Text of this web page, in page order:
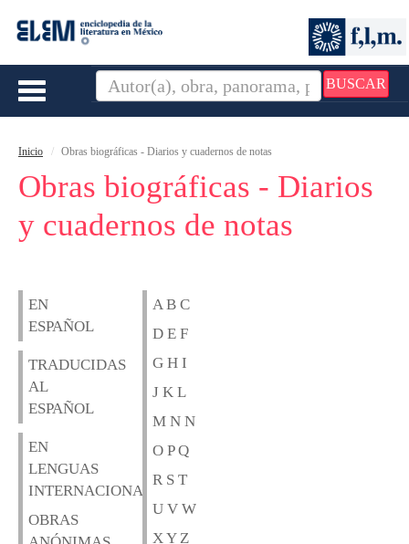
BUSCAR
Toggle
Inicio Obras biográficas - Diarios y cuadernos de notas
Obras biográficas - Diarios
y cuadernos de notas
EN
ESPAÑOL
TRADUCIDAS
AL
ESPAÑOL
EN
LENGUAS
INTERNACIONALES
OBRAS
A B C
D E F
G H I
J K L
M N N
O P Q
R S T
U V W
X Y Z